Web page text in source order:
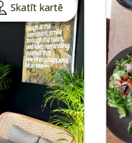
Skatīt kartē